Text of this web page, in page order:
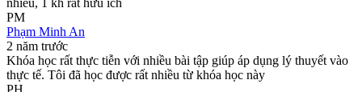
nhiều, 1 kh rất hữu ích
PM
Phạm Minh An
2 năm trước
Khóa học rất thực tiễn với nhiều bài tập giúp áp dụng lý thuyết vào
thực tế. Tôi đã học được rất nhiều từ khóa học này